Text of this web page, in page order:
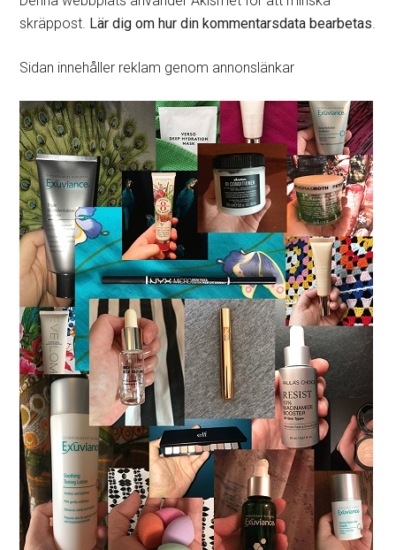
skräppost. Lär dig om hur din kommentarsdata bearbetas
Primärt
sidofält
Sidan innehåller reklam genom annonslänkar